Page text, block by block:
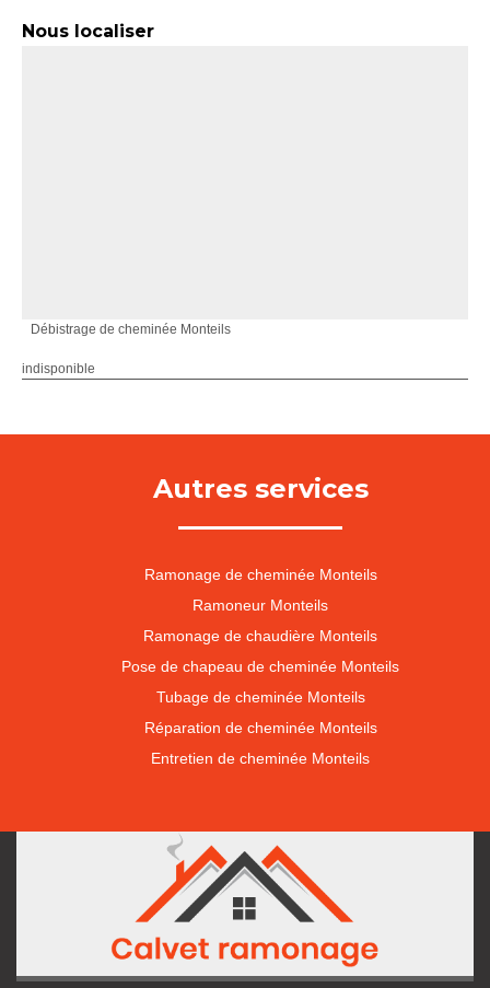
Nous localiser
Débistrage de cheminée Monteils
indisponible
Autres services
Ramonage de cheminée Monteils
Ramoneur Monteils
Ramonage de chaudière Monteils
Pose de chapeau de cheminée Monteils
Tubage de cheminée Monteils
Réparation de cheminée Monteils
Entretien de cheminée Monteils